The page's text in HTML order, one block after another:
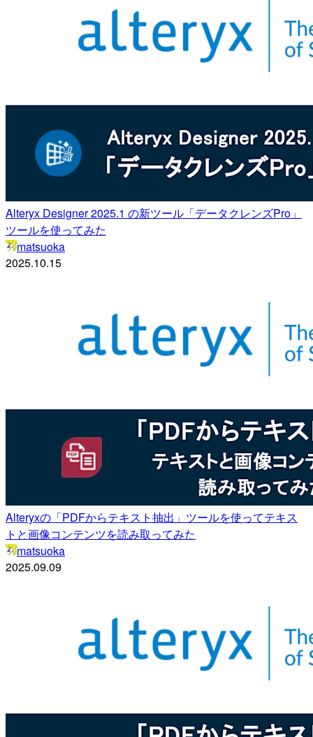
Alteryx Designer 2025.1 の新ツール「データクレンズPro」
ツールを使ってみた
matsuoka
2025.10.15
Alteryxの「PDFからテキスト抽出」ツールを使ってテキス
トと画像コンテンツを読み取ってみた
matsuoka
2025.09.09